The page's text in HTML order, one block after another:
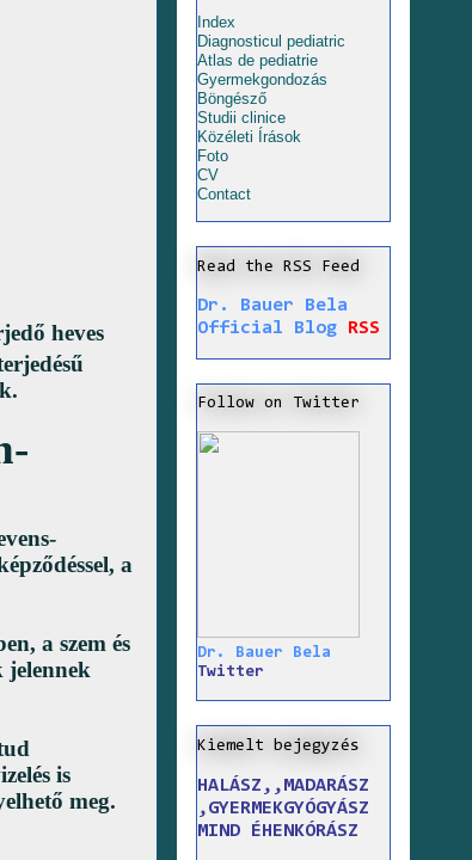
heves
a
a szem és
jelennek
is
meg.
Index
Diagnosticul pediatric
Atlas de pediatrie
Gyermekgondozás
Böngésző
Studii clinice
Közéleti Írások
Foto
CV
Contact
Read the RSS Feed
Dr. Bauer Bela
Official Blog
RSS
Follow on Twitter
Dr. Bauer Bela
Twitter
Kiemelt bejegyzés
HALÁSZ,,MADARÁSZ
,GYERMEKGYÓGYÁSZ
MIND ÉHENKÓRÁSZ